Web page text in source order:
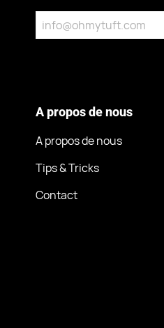
A propos de nous
A propos de nous
Tips & Tricks
Contact